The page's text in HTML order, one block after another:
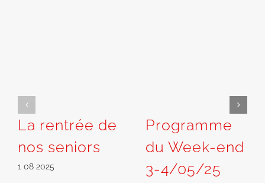
La rentrée de
nos seniors
1 08 2025
Programme
du Week-end
3-4/05/25